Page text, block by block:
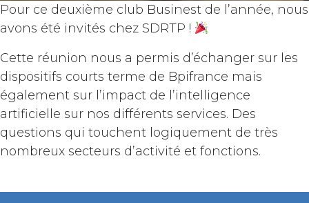
Pour ce deuxième club Businest de l’année, nous
avons été invités chez SDRTP !
Cette réunion nous a permis d’échanger sur les
dispositifs courts terme de Bpifrance mais
également sur l’impact de l’intelligence
artificielle sur nos différents services. Des
questions qui touchent logiquement de très
nombreux secteurs d’activité et fonctions.